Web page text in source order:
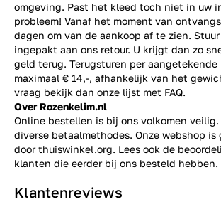
omgeving. Past het kleed toch niet in uw
probleem! Vanaf het moment van
dagen om van de aankoop af te zien.
ingepakt aan ons retour. U krijgt dan zo
geld terug. Terugsturen per aangetekende
maximaal € 14,-, afhankelijk van het
vraag bekijk dan onze lijst met FAQ.
Over Rozenkelim.nl
Online bestellen is bij ons volkomen
diverse betaalmethodes. Onze webshop
door thuiswinkel.org. Lees ook de
klanten die eerder bij ons besteld hebben.
Klantenreviews